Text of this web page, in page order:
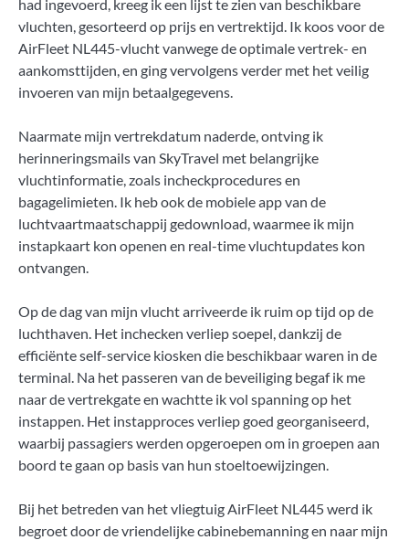
had ingevoerd, kreeg ik een lijst te zien van beschikbare
vluchten, gesorteerd op prijs en vertrektijd. Ik koos voor de
AirFleet NL445-vlucht vanwege de optimale vertrek- en
aankomsttijden, en ging vervolgens verder met het veilig
invoeren van mijn betaalgegevens.
Naarmate mijn vertrekdatum naderde, ontving ik
herinneringsmails van SkyTravel met belangrijke
vluchtinformatie, zoals incheckprocedures en
bagagelimieten. Ik heb ook de mobiele app van de
luchtvaartmaatschappij gedownload, waarmee ik mijn
instapkaart kon openen en real-time vluchtupdates kon
ontvangen.
Op de dag van mijn vlucht arriveerde ik ruim op tijd op de
luchthaven. Het inchecken verliep soepel, dankzij de
efficiënte self-service kiosken die beschikbaar waren in de
terminal. Na het passeren van de beveiliging begaf ik me
naar de vertrekgate en wachtte ik vol spanning op het
instappen. Het instapproces verliep goed georganiseerd,
waarbij passagiers werden opgeroepen om in groepen aan
boord te gaan op basis van hun stoeltoewijzingen.
Bij het betreden van het vliegtuig AirFleet NL445 werd ik
begroet door de vriendelijke cabinebemanning en naar mijn